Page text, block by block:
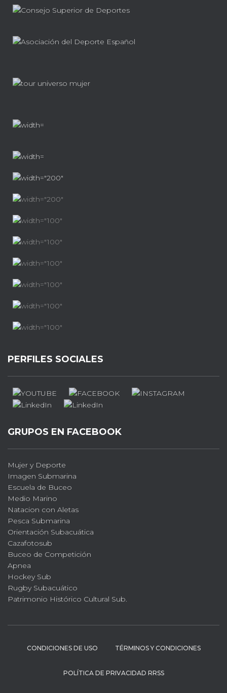
PERFILES SOCIALES
GRUPOS EN FACEBOOK
Mujer y Deporte
Imagen Submarina
Escuela de Buceo
Medio Marino
Natacion con Aletas
Pesca Submarina
Orientación Subacuática
Cazafotosub
Buceo de Competición
Apnea
Hockey Sub
Rugby Subacuático
Patrimonio Histórico Cultural Sub.
CONDICIONES DE USO TÉRMINOS Y CONDICIONES
POLÍTICA DE PRIVACIDAD RRSS